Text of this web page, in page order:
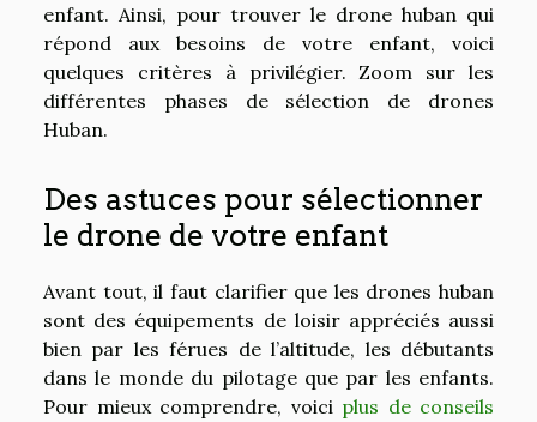
enfant. Ainsi, pour trouver le drone huban qui
répond aux besoins de votre enfant, voici
quelques critères à privilégier. Zoom sur les
différentes phases de sélection de drones
Huban.
Des astuces pour sélectionner
le drone de votre enfant
Avant tout, il faut clarifier que les drones huban
sont des équipements de loisir appréciés aussi
bien par les férues de l’altitude, les débutants
dans le monde du pilotage que par les enfants.
Pour mieux comprendre, voici plus de conseils